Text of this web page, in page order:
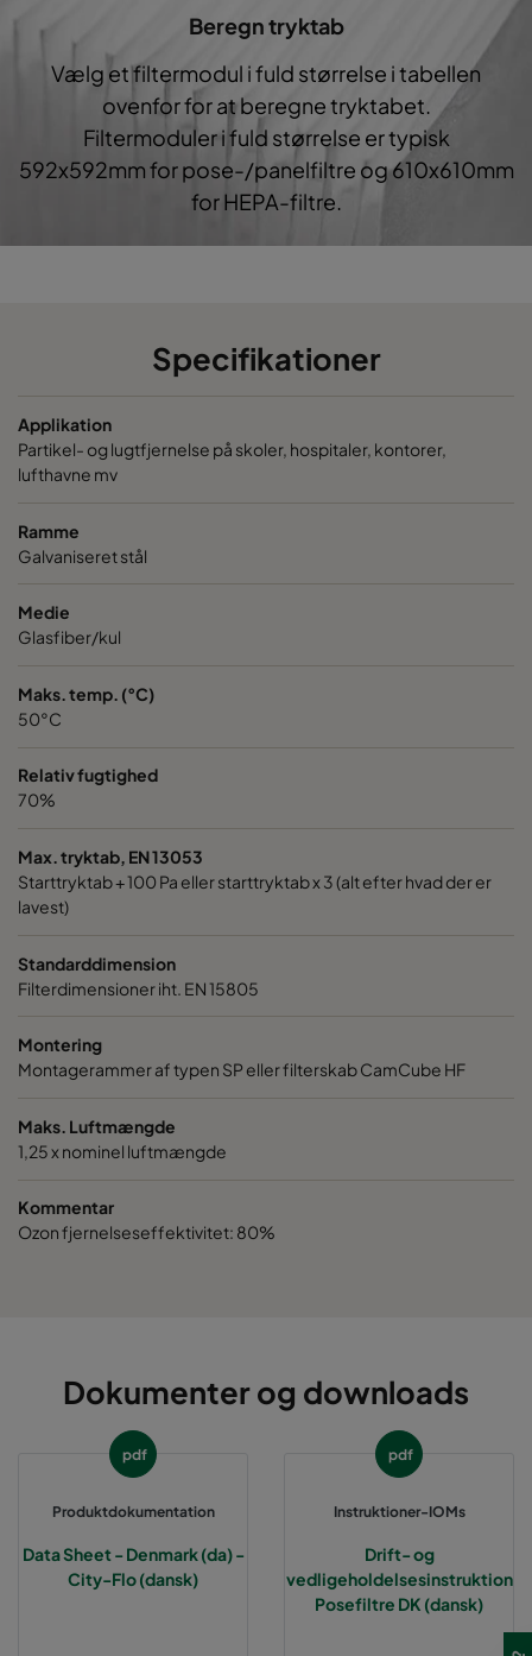
Beregn tryktab
Vælg et filtermodul i fuld størrelse i tabellen
ovenfor for at beregne tryktabet.
Filtermoduler i fuld størrelse er typisk
592x592mm for pose-/panelfiltre og 610x610mm
for HEPA-filtre.
Specifikationer
Applikation
Partikel- og lugtfjernelse på skoler, hospitaler, kontorer,
lufthavne mv
Ramme
Galvaniseret stål
Medie
Glasfiber/kul
Maks. temp. (°C)
50°C
Relativ fugtighed
70%
Max. tryktab, EN 13053
Starttryktab + 100 Pa eller starttryktab x 3 (alt efter hvad der er
lavest)
Standarddimension
Filterdimensioner iht. EN 15805
Montering
Montagerammer af typen SP eller filterskab CamCube HF
Maks. Luftmængde
1,25 x nominel luftmængde
Kommentar
Ozon fjernelseseffektivitet: 80%
Dokumenter og downloads
pdf
Produktdokumentation
Data Sheet - Denmark (da) -
City-Flo (dansk)
pdf
Instruktioner-IOMs
Drift- og
vedligeholdelsesinstruktion
Posefiltre DK (dansk)